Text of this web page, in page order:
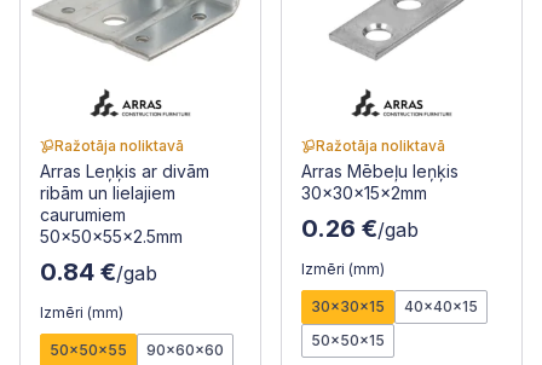
Ražotāja noliktavā
Arras Leņķis ar divām
ribām un lielajiem
caurumiem
50x50x55x2.5mm
0.84 €/gab
Izmēri (mm)
50x50x55 90x60x60
Ražotāja noliktavā
Arras Mēbeļu leņķis
30x30x15x2mm
0.26 €/gab
Izmēri (mm)
30x30x15
40x40x15
50x50x15